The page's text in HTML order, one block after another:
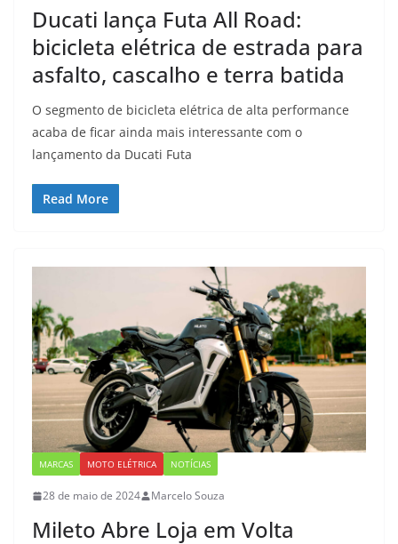
Ducati lança Futa All Road:
bicicleta elétrica de estrada para
asfalto, cascalho e terra batida
O segmento de bicicleta elétrica de alta performance
acaba de ficar ainda mais interessante com o
lançamento da Ducati Futa
Read More
MARCAS MOTO ELÉTRICA NOTÍCIAS
28 de maio de 2024 Marcelo Souza
Mileto Abre Loja em Volta